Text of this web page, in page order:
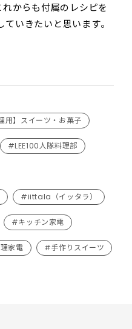
からも付属のレシピを
いきたいと思います。
用】スイーツ・お菓子
#LEE100人隊料理部
#iittala（イッタラ）
#キッチン家電
家電 #手作りスイーツ